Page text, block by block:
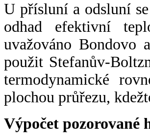
U přísluní a odsluní
odhad efektivní
uvažováno Bondovo
použit Stefanův-
termodynamické
plochou průřezu,
Výpočet